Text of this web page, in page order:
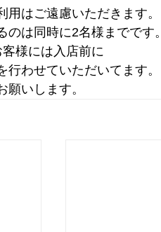
用はご遠慮いただきます。
のは同時に2名様までです。
様には入店前に
行わせていただいてます。
願いします。